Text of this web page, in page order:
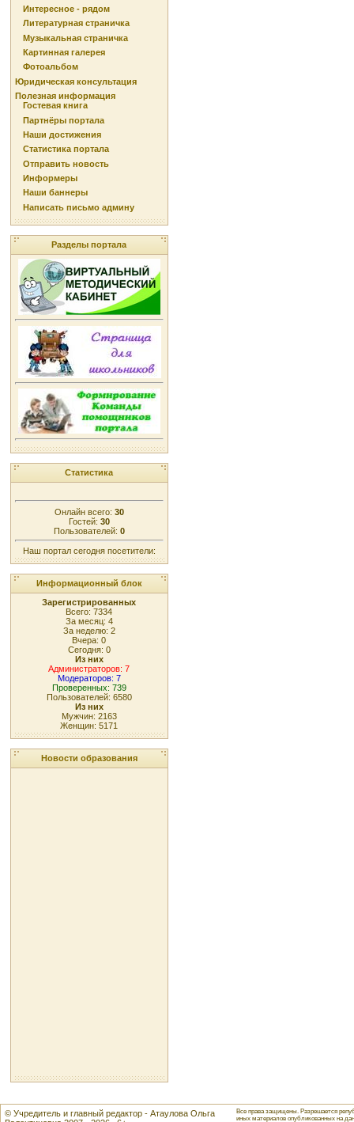
Интересное - рядом
Литературная страничка
Музыкальная страничка
Картинная галерея
Фотоальбом
Юридическая консультация
Полезная информация
Гостевая книга
Партнёры портала
Наши достижения
Статистика портала
Отправить новость
Информеры
Наши баннеры
Написать письмо админу
Разделы портала
Статистика
Онлайн всего: 30
Гостей: 30
Пользователей: 0
Наш портал сегодня посетители:
Информационный блок
Зарегистрированных
Всего: 7334
За месяц: 4
За неделю: 2
Вчера: 0
Сегодня: 0
Из них
Администраторов: 7
Модераторов: 7
Проверенных: 739
Пользователей: 6580
Из них
Мужчин: 2163
Женщин: 5171
Новости образования
© Учредитель и главный редактор - Атаулова Ольга
Все права защищены. Разрешается
иных материалов опубликованных на